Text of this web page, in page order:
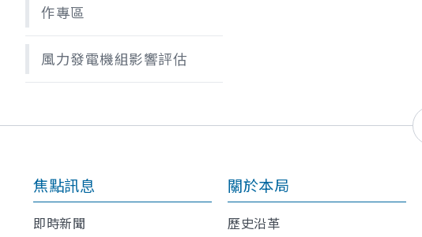
作專區
風力發電機組影響評估
焦點訊息
即時新聞
關於本局
歷史沿革